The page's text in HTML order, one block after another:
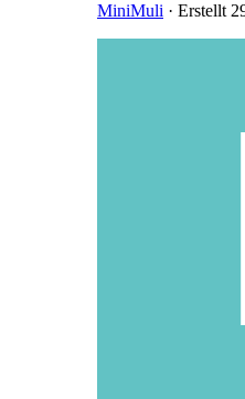
MiniMuli · Erstellt